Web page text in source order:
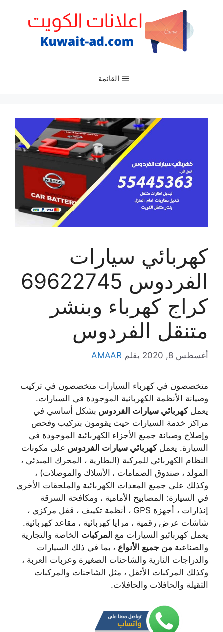
القائمة
كهربائي سيارات
الفردوس 69622745
كراج كهرباء وبنشر
متنقل الفردوس
أغسطس 8, 2020 بقلم AMAAR
متخصصون في كهرباء السيارات متخصصون في تركيب
وصيانة الأنظمة الكهربائية الموجودة في السيارات.
يعملكهربائي سيارات الفردوس بشكل أساسي في
مراكز خدمة السيارات حيث يقومون بتركيب وفحص
وإصلاح وصيانة جميع الأجزاء الكهربائية الموجودة في
السيارة. يعملكهربائي سيارات الفردوس على مكونات
النظام الكهربائي للمركبة (البطارية ، المحرك المبدئي ،
المولد ، صندوق الصمامات ، الأسلاك والموصلات) ،
وكذلك على جميع المعدات الكهربائية والملحقات الأخرى
في السيارة: المصابيح الأمامية ، ومكافحة السرقة
إنذارات ، أجهزة GPS ، أنظمة تكييف ، قفل مركزي ،
شاشات عرض رقمية ، مرايا كهربائية ، مقاعد كهربائية.
يعمل كهربائيو السيارات مع المركبات الخاصة والتجارية
والصناعية من جميع الأنواع ، بما في ذلك السيارات
والدراجات النارية والشاحنات الصغيرة وعربات العربة ،
وكذلك المركبات الأثقل ، مثل الشاحنات والمركبات
الثقيلة والحافلات والحافلات.